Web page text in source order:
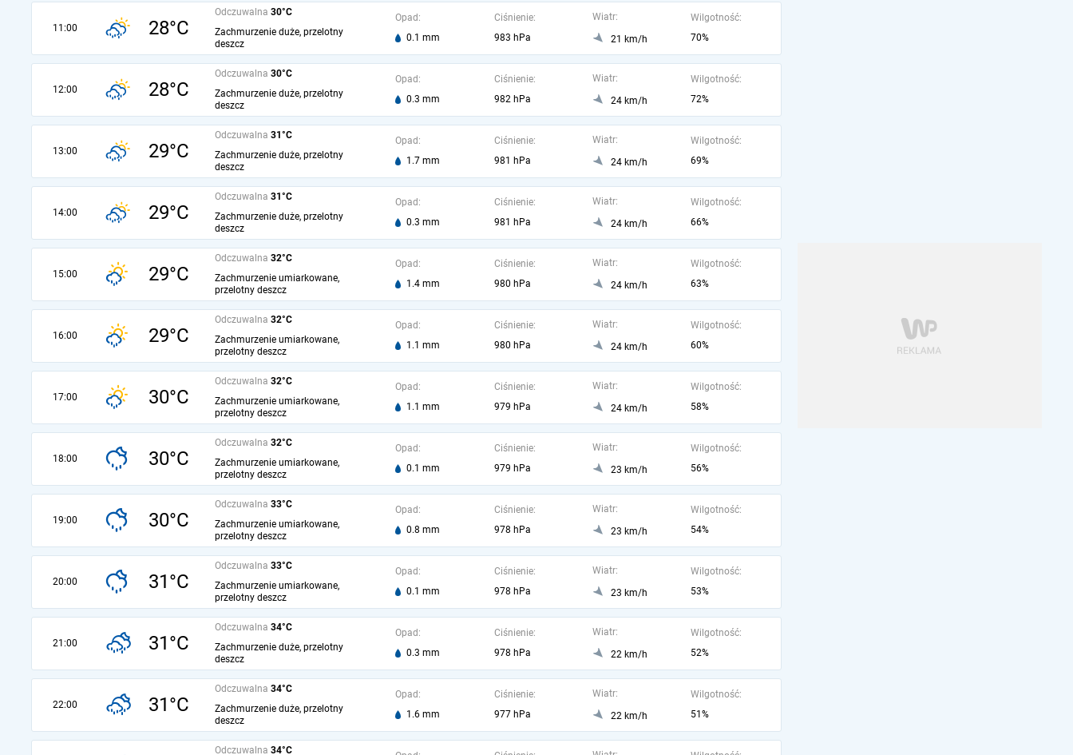
11:00 28°C
Odczuwalna 30°C
Zachmurzenie duże, przelotny
deszcz
Opad:
0.1 mm
Ciśnienie:
983 hPa
Wiatr:
21 km/h
Wilgotność:
70%
12:00 28°C
Odczuwalna 30°C
Zachmurzenie duże, przelotny
deszcz
Opad:
0.3 mm
Ciśnienie:
982 hPa
Wiatr:
24 km/h
Wilgotność:
72%
13:00 29°C
Odczuwalna 31°C
Zachmurzenie duże, przelotny
deszcz
Opad:
1.7 mm
Ciśnienie:
981 hPa
Wiatr:
24 km/h
Wilgotność:
69%
14:00 29°C
Odczuwalna 31°C
Zachmurzenie duże, przelotny
deszcz
Opad:
0.3 mm
Ciśnienie:
981 hPa
Wiatr:
24 km/h
Wilgotność:
66%
15:00 29°C
Odczuwalna 32°C
Zachmurzenie umiarkowane,
przelotny deszcz
Opad:
1.4 mm
Ciśnienie:
980 hPa
Wiatr:
24 km/h
Wilgotność:
63%
16:00 29°C
Odczuwalna 32°C
Zachmurzenie umiarkowane,
przelotny deszcz
Opad:
1.1 mm
Ciśnienie:
980 hPa
Wiatr:
24 km/h
Wilgotność:
60%
17:00 30°C
Odczuwalna 32°C
Zachmurzenie umiarkowane,
przelotny deszcz
Opad:
1.1 mm
Ciśnienie:
979 hPa
Wiatr:
24 km/h
Wilgotność:
58%
18:00 30°C
Odczuwalna 32°C
Zachmurzenie umiarkowane,
przelotny deszcz
Opad:
0.1 mm
Ciśnienie:
979 hPa
Wiatr:
23 km/h
Wilgotność:
56%
19:00 30°C
Odczuwalna 33°C
Zachmurzenie umiarkowane,
przelotny deszcz
Opad:
0.8 mm
Ciśnienie:
978 hPa
Wiatr:
23 km/h
Wilgotność:
54%
20:00 31°C
Odczuwalna 33°C
Zachmurzenie umiarkowane,
przelotny deszcz
Opad:
0.1 mm
Ciśnienie:
978 hPa
Wiatr:
23 km/h
Wilgotność:
53%
21:00 31°C
Odczuwalna 34°C
Zachmurzenie duże, przelotny
deszcz
Opad:
0.3 mm
Ciśnienie:
978 hPa
Wiatr:
22 km/h
Wilgotność:
52%
22:00 31°C
Odczuwalna 34°C
Zachmurzenie duże, przelotny
deszcz
Opad:
1.6 mm
Ciśnienie:
977 hPa
Wiatr:
22 km/h
Wilgotność:
51%
Odczuwalna 34°C